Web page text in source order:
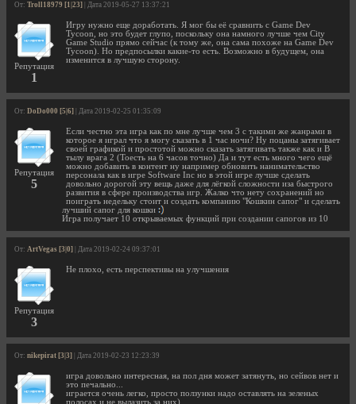
От: Troll18979 [1|23] | Дата 2019-05-27 13:37:21
Репутация
1
Игру нужно еще доработать. Я мог бы её сравнить с Game Dev
Tycoon, но это будет глупо, поскольку она намного лучше чем City
Game Studio прямо сейчас (к тому же, она сама похоже на Game Dev
Tycoon). Но предпосылки какие-то есть. Возможно в будущем, она
изменится в лучшую сторону.
От: DoDo000 [5|6] | Дата 2019-02-25 01:35:09
Репутация
5
Если честно эта игра как по мне лучше чем 3 с такими же жанрами в
которое я играл что я могу сказать в 1 час ночи? Ну поцаны затягивает
своей графикой и простотой можно сказать затягивать также как и В
тылу врага 2 (Тоесть на 6 часов точно) Да и тут есть много чего ещё
можно добавить в контент ну например обновить нанимательство
персонала как в игре Software Inc но в этой игре лучше сделать
довольно дорогой эту вещь даже для лёгкой сложности иза быстрого
развития в сфере производства игр. Жалко что нету сохранений но
поиграть недельку стоит и создать компанию "Кошкин сапог" и сделать
лучший сапог для кошки
Игра получает 10 открываемых функций при создании сапогов из 10
От: ArtVegas [3|0] | Дата 2019-02-24 09:37:01
Репутация
3
Не плохо, есть перспективы на улучшения
От: nikepirat [3|3] | Дата 2019-02-23 12:23:39
игра довольно интересная, на пол дня может затянуть, но сейвов нет и
это печально...
играется очень легко, просто ползунки надо оставлять на зеленых